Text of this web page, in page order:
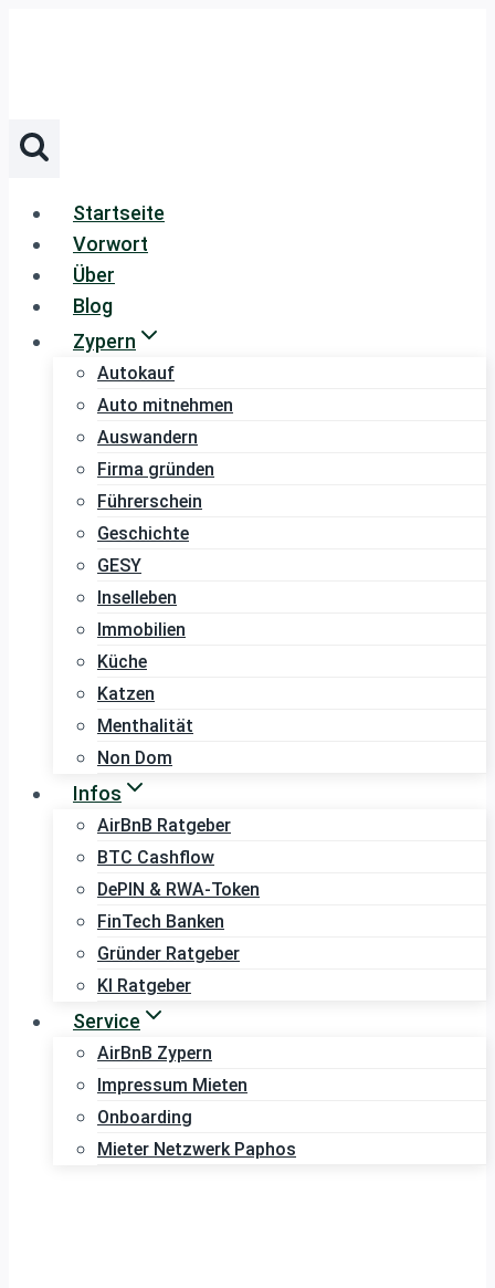
Startseite
Vorwort
Über
Blog
Zypern
Autokauf
Auto mitnehmen
Auswandern
Firma gründen
Führerschein
Geschichte
GESY
Inselleben
Immobilien
Küche
Katzen
Menthalität
Non Dom
Infos
AirBnB Ratgeber
BTC Cashflow
DePIN & RWA-Token
FinTech Banken
Gründer Ratgeber
KI Ratgeber
Service
AirBnB Zypern
Impressum Mieten
Onboarding
Mieter Netzwerk Paphos